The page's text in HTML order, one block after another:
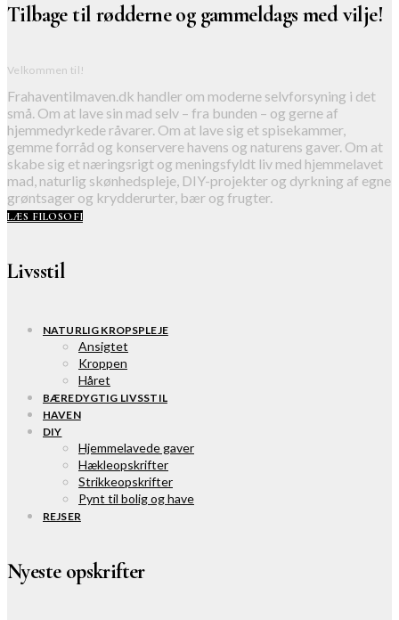
Tilbage til rødderne og gammeldags med vilje!
Velkommen til!
Frahaventilmaven.dk handler om moderne selvforsyning i det
små. Om at lave sin mad selv – fra bunden – og gerne af
hjemmedyrkede råvarer. Om at lave sig et spisekammer,
gemme forråd og konservere havens og naturens gaver. Om at
skabe sig et næringsrigt og meningsfyldt liv med hjemmelavet
mad, naturlig skønhedspleje, DIY-projekter og dyrkning af egne
grøntsager og krydderurter, bær og frugter.
LÆS FILOSOFI
Livsstil
NATURLIG KROPSPLEJE
Ansigtet
Kroppen
Håret
BÆREDYGTIG LIVSSTIL
HAVEN
DIY
Hjemmelavede gaver
Hækleopskrifter
Strikkeopskrifter
Pynt til bolig og have
REJSER
Nyeste opskrifter